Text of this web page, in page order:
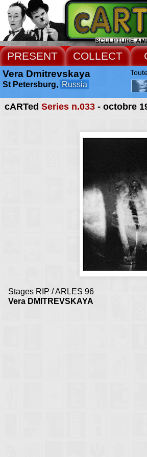
PRESENT COLLECT
cARTed Series n.033- octobre
Stages RIP / ARLES 96
Vera DMITREVSKAYA
Vera Dmitrevskaya
St Petersburg, Russia